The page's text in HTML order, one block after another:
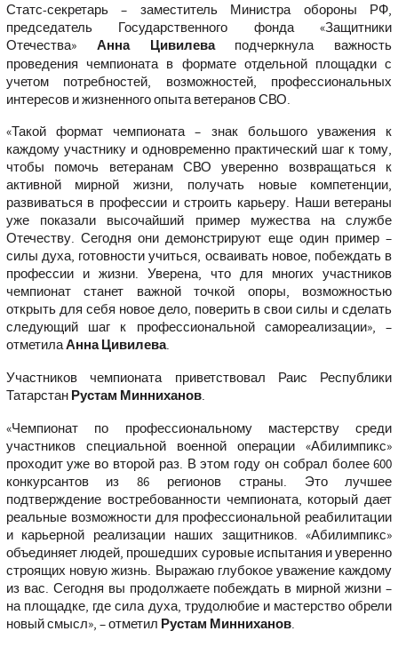
Статс-секретарь – заместитель Министра обороны РФ,
председатель Государственного фонда «Защитники
Отечества» Анна Цивилеваподчеркнула важность
проведения чемпионата в формате отдельной площадки с
учетом потребностей, возможностей, профессиональных
интересов и жизненного опыта ветеранов СВО.
«Такой формат чемпионата – знак большого уважения к
каждому участнику и одновременно практический шаг к тому,
чтобы помочь ветеранам СВО уверенно возвращаться к
активной мирной жизни, получать новые компетенции,
развиваться в профессии и строить карьеру. Наши ветераны
уже показали высочайший пример мужества на службе
Отечеству. Сегодня они демонстрируют еще один пример –
силы духа, готовности учиться, осваивать новое, побеждать в
профессии и жизни. Уверена, что для многих участников
чемпионат станет важной точкой опоры, возможностью
открыть для себя новое дело, поверить в свои силы и сделать
следующий шаг к профессиональной самореализации», –
отметилаАнна Цивилева.
Участников чемпионата приветствовал Раис Республики
Татарстан Рустам Минниханов.
«Чемпионат по профессиональному мастерству среди
участников специальной военной операции «Абилимпикс»
проходит уже во второй раз. В этом году он собрал более 600
конкурсантов из 86 регионов страны. Это лучшее
подтверждение востребованности чемпионата, который дает
реальные возможности для профессиональной реабилитации
и карьерной реализации наших защитников. «Абилимпикс»
объединяет людей, прошедших суровые испытания и уверенно
строящих новую жизнь. Выражаю глубокое уважение каждому
из вас. Сегодня вы продолжаете побеждать в мирной жизни –
на площадке, где сила духа, трудолюбие и мастерство обрели
новый смысл», – отметил Рустам Минниханов.